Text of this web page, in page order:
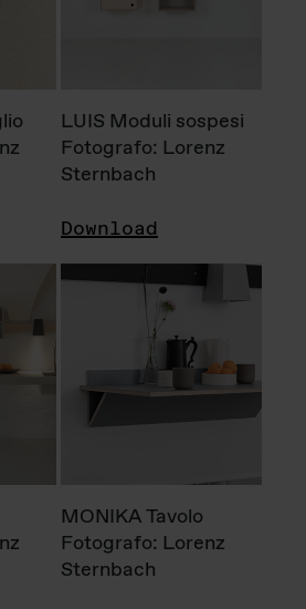
LUIS Moduli sospesi
Fotografo: Lorenz
Sternbach
Download
MONIKA Tavolo
Fotografo: Lorenz
Sternbach